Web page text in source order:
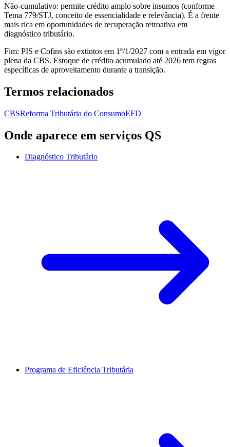
Não-cumulativo: permite crédito amplo sobre insumos (conforme
Tema 779/STJ, conceito de essencialidade e relevância). É a frente
mais rica em oportunidades de recuperação retroativa em
diagnóstico tributário.
Fim: PIS e Cofins são extintos em 1º/1/2027 com a entrada em vigor
plena da CBS. Estoque de crédito acumulado até 2026 tem regras
específicas de aproveitamento durante a transição.
Termos relacionados
CBSReforma Tributária do ConsumoEFD
Onde aparece em serviços QS
Diagnóstico Tributário
Programa de Eficiência Tributária